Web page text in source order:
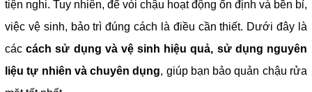
tiện nghi. Tuy nhiên, để vòi chậu hoạt động ổn định và bền bỉ,
việc vệ sinh, bảo trì đúng cách là điều cần thiết. Dưới đây là
cáccách sử dụng và vệ sinh hiệu quả, sử dụng nguyên
liệu tự nhiên và chuyên dụng, giúp bạn bảo quản chậu rửa